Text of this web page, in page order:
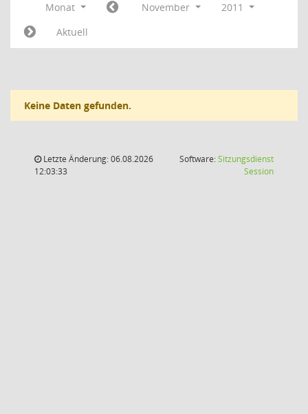
Monat November
2011
Aktuell
Keine Daten gefunden.
Letzte Änderung: 06.08.2026
12:03:33
Software:Sitzungsdienst
Session(Wird in